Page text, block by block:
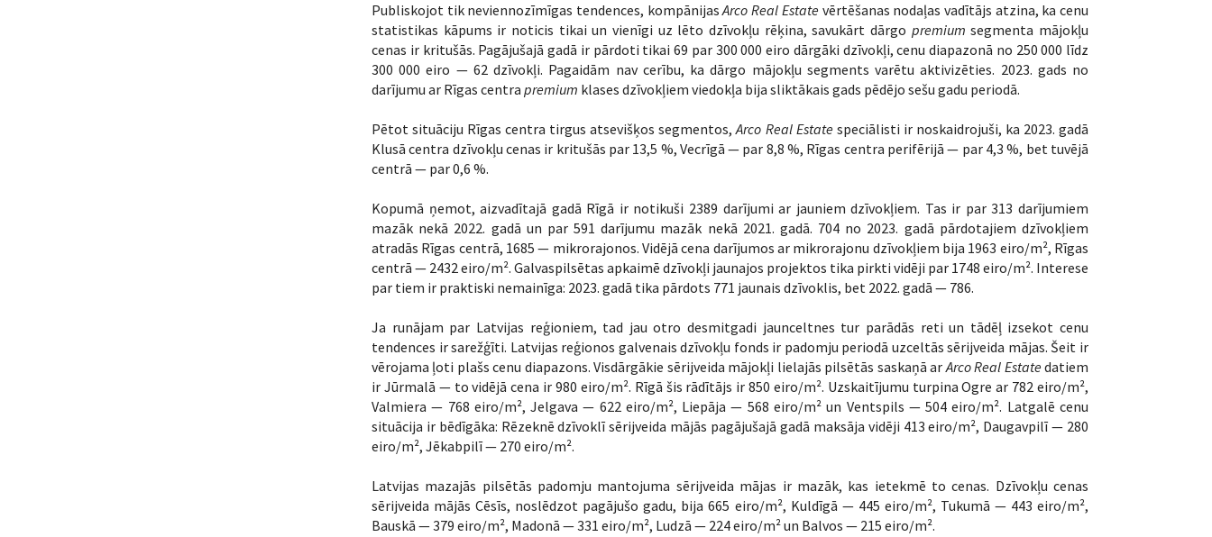
Publiskojot tik neviennozīmīgas tendences, kompānijasArco Real Estatevērtēšanas nodaļas vadītājs atzina, ka cenu
statistikas kāpums ir noticis tikai un vienīgi uz lēto dzīvokļu rēķina, savukārt dārgo premium segmenta mājokļu
cenas ir kritušās. Pagājušajā gadā ir pārdoti tikai 69 par 300 000 eiro dārgāki dzīvokļi, cenu diapazonā no 250 000 līdz
300 000 eiro — 62 dzīvokļi. Pagaidām nav cerību, ka dārgo mājokļu segments varētu aktivizēties. 2023. gads no
darījumu ar Rīgas centra premium klases dzīvokļiem viedokļa bija sliktākais gads pēdējo sešu gadu periodā.
Pētot situāciju Rīgas centra tirgus atsevišķos segmentos,Arco Real Estatespeciālisti ir noskaidrojuši, ka 2023. gadā
Klusā centra dzīvokļu cenas ir kritušās par 13,5 %, Vecrīgā — par 8,8 %, Rīgas centra perifērijā — par 4,3 %, bet tuvējā
centrā — par 0,6 %.
Kopumā ņemot, aizvadītajā gadā Rīgā ir notikuši 2389 darījumi ar jauniem dzīvokļiem. Tas ir par 313 darījumiem
mazāk nekā 2022. gadā un par 591 darījumu mazāk nekā 2021. gadā. 704 no 2023. gadā pārdotajiem dzīvokļiem
atradās Rīgas centrā, 1685 — mikrorajonos. Vidējā cena darījumos ar mikrorajonu dzīvokļiem bija 1963 eiro/m², Rīgas
centrā — 2432 eiro/m². Galvaspilsētas apkaimē dzīvokļi jaunajos projektos tika pirkti vidēji par 1748 eiro/m². Interese
par tiem ir praktiski nemainīga: 2023. gadā tika pārdots 771 jaunais dzīvoklis, bet 2022. gadā — 786.
Ja runājam par Latvijas reģioniem, tad jau otro desmitgadi jaunceltnes tur parādās reti un tādēļ izsekot cenu
tendences ir sarežģīti. Latvijas reģionos galvenais dzīvokļu fonds ir padomju periodā uzceltās sērijveida mājas. Šeit ir
vērojama ļoti plašs cenu diapazons. Visdārgākie sērijveida mājokļi lielajās pilsētās saskaņā arArco Real Estatedatiem
ir Jūrmalā — to vidējā cena ir 980 eiro/m². Rīgā šis rādītājs ir 850 eiro/m². Uzskaitījumu turpina Ogre ar 782 eiro/m²,
Valmiera — 768 eiro/m², Jelgava — 622 eiro/m², Liepāja — 568 eiro/m² un Ventspils — 504 eiro/m². Latgalē cenu
situācija ir bēdīgāka: Rēzeknē dzīvoklī sērijveida mājās pagājušajā gadā maksāja vidēji 413 eiro/m², Daugavpilī — 280
eiro/m², Jēkabpilī — 270 eiro/m².
Latvijas mazajās pilsētās padomju mantojuma sērijveida mājas ir mazāk, kas ietekmē to cenas. Dzīvokļu cenas
sērijveida mājās Cēsīs, noslēdzot pagājušo gadu, bija 665 eiro/m², Kuldīgā — 445 eiro/m², Tukumā — 443 eiro/m²,
Bauskā — 379 eiro/m², Madonā — 331 eiro/m², Ludzā — 224 eiro/m² un Balvos — 215 eiro/m².